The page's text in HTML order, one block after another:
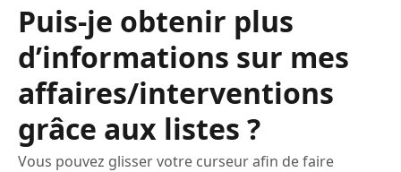
Puis-je obtenir plus
d’informations sur mes
affaires/interventions
grâce aux listes ?
Vous pouvez glisser votre curseur afin de faire